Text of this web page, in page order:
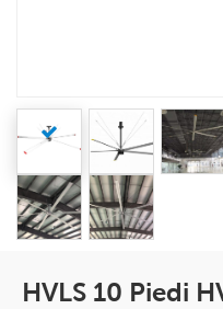
HVLS 10 Piedi